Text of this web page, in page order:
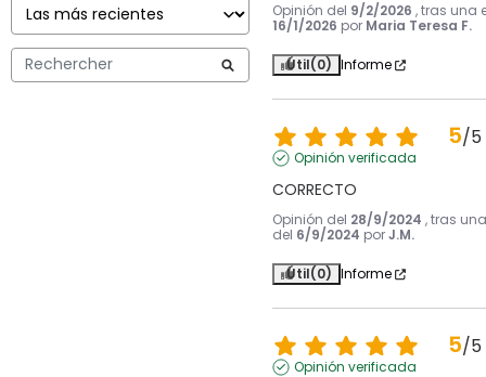
Opinión del 9/2/2026 , tras una
16/1/2026 por Maria Teresa F.
Útil(0) Informe
5/5
Opinión verificada
CORRECTO
Opinión del 28/9/2024 , tras
del 6/9/2024 porJ.M.
Útil(0) Informe
5/5
Opinión verificada